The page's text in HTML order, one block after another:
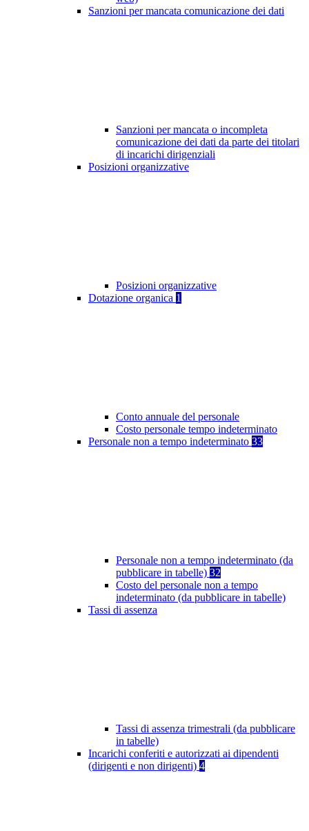
Sanzioni per mancata comunicazione dei dati
Sanzioni per mancata o incompleta
comunicazione dei dati da parte dei titolari
di incarichi dirigenziali
Posizioni organizzative
Posizioni organizzative
Dotazione organica 1
Conto annuale del personale
Costo personale tempo indeterminato
Personale non a tempo indeterminato 33
Personale non a tempo indeterminato (da
pubblicare in tabelle) 32
Costo del personale non a tempo
indeterminato (da pubblicare in tabelle)
Tassi di assenza
Tassi di assenza trimestrali (da pubblicare
in tabelle)
Incarichi conferiti e autorizzati ai dipendenti
(dirigenti e non dirigenti) 4